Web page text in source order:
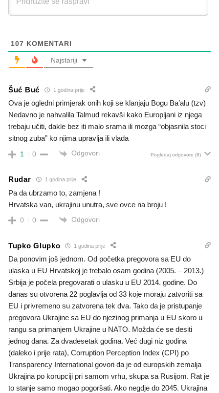
107 KOMENTARI
Najstariji
Šuć Buć 1 godina prije
Ova je ogledni primjerak onih koji se klanjaju Bogu Ba’alu (tzv)
Nedavno je nahvalila Talmud rekavši kako Europljani iz njega
trebaju učiti, dakle bez iti malo srama ili mozga “objasnila stoci
sitnog zuba” ko njima upravlja ili vlada
1 0 Odgovori Pogledaj odgovore (8)
Rudar 1 godina prije
Pa da ubrzamo to, zamjena !
Hrvatska van, ukrajinu unutra, sve ovce na broju !
0 0 Odgovori
Tupko Glupko 1 godina prije
Da ponovim još jednom. Od početka pregovora sa EU do
ulaska u EU Hrvatskoj je trebalo osam godina (2005. – 2013.)
Srbija je počela pregovarati o ulasku u EU 2014. godine. Do
danas su otvorena 22 poglavlja od 33 koje moraju zatvoriti sa
EU i privremeno su zatvorena tek dva. Tako da je pristupanje
pregovora Ukrajine sa EU do njezinog primanja u EU skoro u
rangu sa primanjem Ukrajine u NATO. Možda će se desiti
jednog dana. Za dvadesetak godina. Već dugi niz godina
(daleko i prije rata), Corruption Perception Index (CPI) po
Transparency International govori da je od europskih zemalja
Ukrajina po korupciji pri samom vrhu, skupa sa Rusijom. Rat je
to stanje samo mogao pogoršati. Ako negdje do 2045. Ukrajina